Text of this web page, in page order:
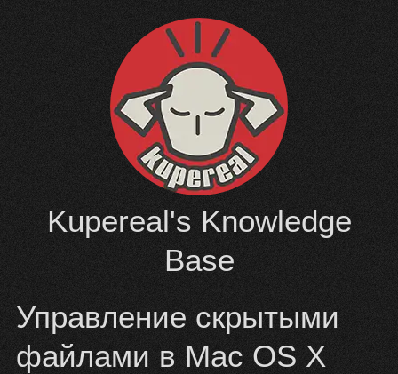
Перейти
содержимому
Kupereal's Knowledge
Base
Управление скрытыми
файлами в Mac OS X